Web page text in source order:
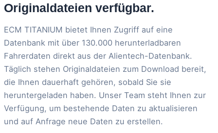
Originaldateien verfügbar.
ECM TITANIUM bietet Ihnen Zugriff auf eine
Datenbank mit über 130.000 herunterladbaren
Fahrerdaten direkt aus der Alientech-Datenbank.
Täglich stehen Originaldateien zum Download bereit,
die Ihnen dauerhaft gehören, sobald Sie sie
heruntergeladen haben. Unser Team steht Ihnen zur
Verfügung, um bestehende Daten zu aktualisieren
und auf Anfrage neue Daten zu erstellen.